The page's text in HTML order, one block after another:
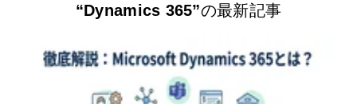
“Dynamics 365”の最新記事